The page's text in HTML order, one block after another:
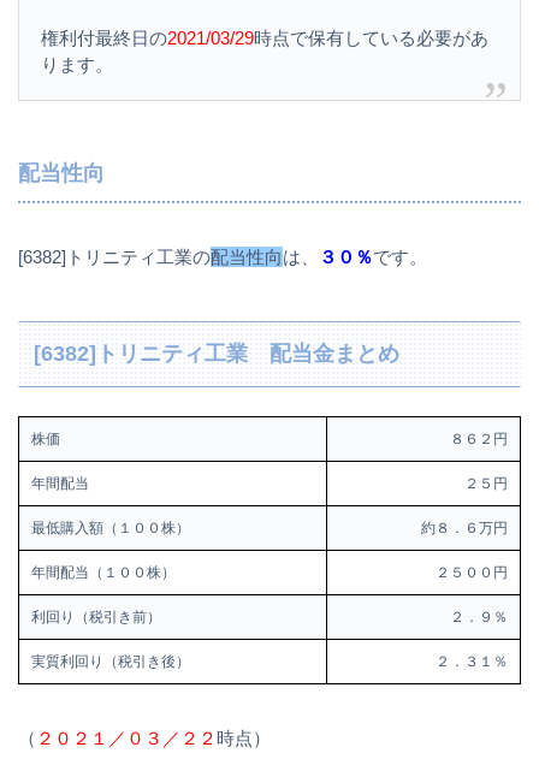
権利付最終日の2021/03/29時点で保有している必要があ
ります。
配当性向
[6382]トリニティ工業の配当性向は、 ３０％です。
[6382]トリニティ工業 配当金まとめ
株価 ８６２円
年間配当 ２５円
最低購入額（１００株） 約８．６万円
年間配当（１００株） ２５００円
利回り（税引き前） ２．９％
実質利回り（税引き後） ２．３１％
（ ２０２１／０３／２２時点）